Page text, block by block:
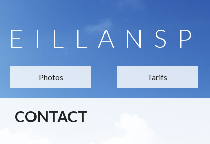
Photos Tarifs
CONTACT